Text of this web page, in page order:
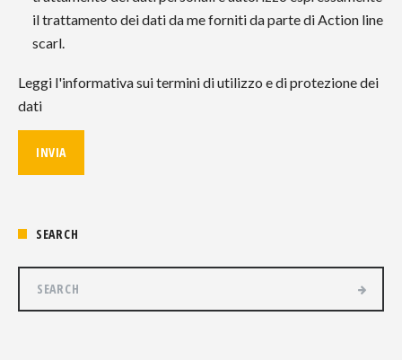
il trattamento dei dati da me forniti da parte di Action line
scarl.
Leggi l'informativa sui termini di utilizzo e di protezione dei
dati
SEARCH